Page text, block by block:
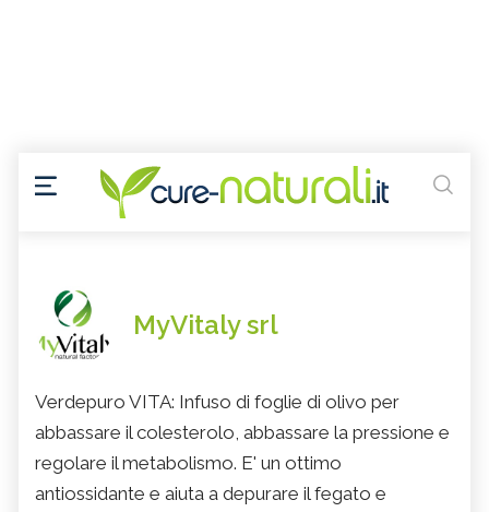
MyVitaly srl
Verdepuro VITA: Infuso di foglie di olivo per
abbassare il colesterolo, abbassare la pressione e
regolare il metabolismo. E' un ottimo
antiossidante e aiuta a depurare il fegato e